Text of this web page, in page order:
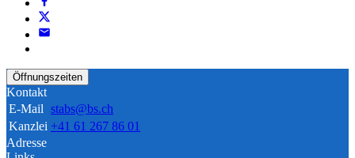
Öffnungszeiten
Kontakt
E-Mail stabs@bs.ch
Kanzlei +41 61 267 86 01
Adresse